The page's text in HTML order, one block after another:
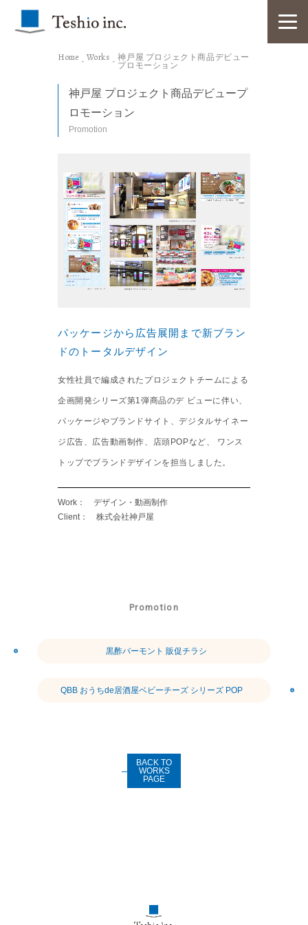
Home Works 神戸屋 プロジェクト商品デビュー
プロモーション
神戸屋 プロジェクト商品デビュープ
ロモーション
Promotion
パッケージから広告展開まで新ブラン
ドのトータルデザイン
女性社員で編成されたプロジェクトチームによる
企画開発シリーズ第1弾商品のデ ビューに伴い、
パッケージやブランドサイト、デジタルサイネー
ジ広告、広告動画制作、店頭POPなど、 ワンス
トップでブランドデザインを担当しました。
Work： デザイン・動画制作
Client： 株式会社神戸屋
Promotion
黒酢バーモント 販促チラシ
QBB おうちde居酒屋ベビーチーズ シリーズ POP
BACK TO
WORKS
PAGE